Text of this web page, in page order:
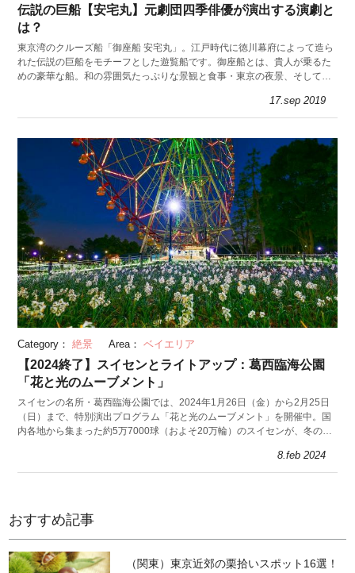
伝説の巨船【安宅丸】元劇団四季俳優が演出する演劇と
は？
東京湾のクルーズ船「御座船 安宅丸」。江戸時代に徳川幕府によって造ら
れた伝説の巨船をモチーフとした遊覧船です。御座船とは、貴人が乗るた
めの豪華な船。和の雰囲気たっぷりな景観と食事・東京の夜景、そしてプ
17.sep 2019
Category： 絶景 Area： ベイエリア
【2024終了】スイセンとライトアップ：葛西臨海公園
「花と光のムーブメント」
スイセンの名所・葛西臨海公園では、2024年1月26日（金）から2月25日
（日）まで、特別演出プログラム「花と光のムーブメント」を開催中。国
内各地から集まった約5万7000球（およそ20万輪）のスイセンが、冬の園
8.feb 2024
おすすめ記事
（関東）東京近郊の栗拾いスポット16選！